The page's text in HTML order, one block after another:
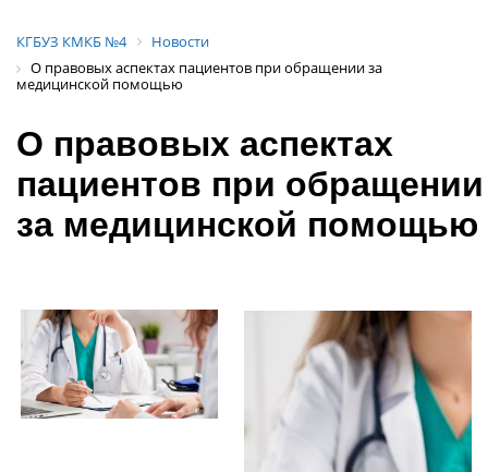
КГБУЗ КМКБ №4
Новости
О правовых аспектах пациентов при обращении за
медицинской помощью
О правовых аспектах
пациентов при обращении
за медицинской помощью